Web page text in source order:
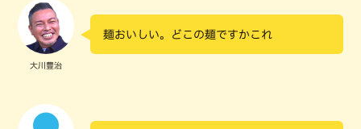
大川豊治
麺おいしい。どこの麺ですかこれ